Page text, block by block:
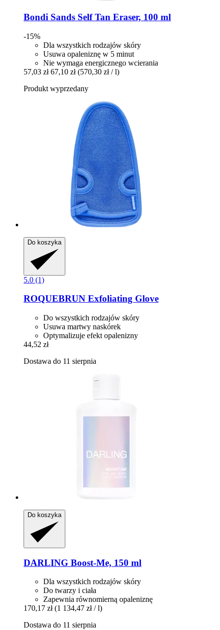
Bondi Sands Self Tan Eraser, 100 ml
-15%
Dla wszystkich rodzajów skóry
Usuwa opaleniznę w 5 minut
Nie wymaga energicznego wcierania
57,03 zł 67,10 zł (570,30 zł / l)
Produkt wyprzedany
Do koszyka
5.0 (1)
ROQUEBRUN Exfoliating Glove
Do wszystkich rodzajów skóry
Usuwa martwy naskórek
Optymalizuje efekt opalenizny
44,52 zł
Dostawa do 11 sierpnia
Do koszyka
DARLING Boost-​Me, 150 ml
Dla wszystkich rodzajów skóry
Do twarzy i ciała
Zapewnia równomierną opaleniznę
170,17 zł (1 134,47 zł / l)
Dostawa do 11 sierpnia